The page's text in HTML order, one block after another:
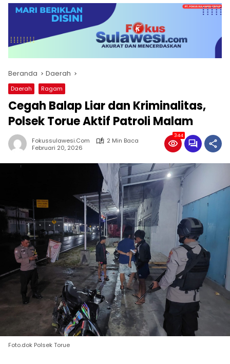
Beranda Daerah
Daerah Ragam
Cegah Balap Liar dan Kriminalitas,
Polsek Torue Aktif Patroli Malam
Fokussulawesi.com
2 Min Baca
Februari 20, 2026
344
Foto.dok Polsek Torue